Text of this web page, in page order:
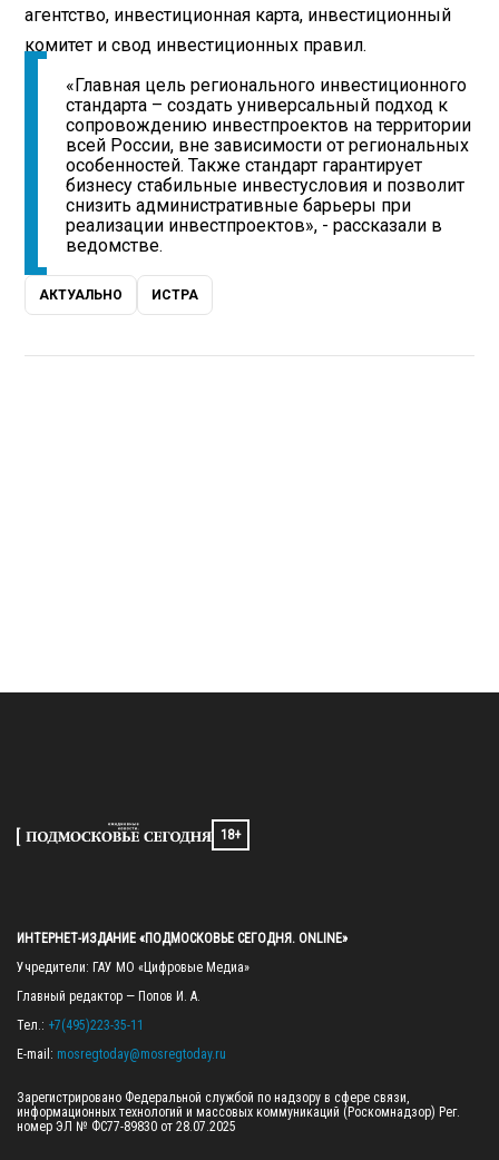
агентство, инвестиционная карта, инвестиционный
комитет и свод инвестиционных правил.
«Главная цель регионального инвестиционного
стандарта – создать универсальный подход к
сопровождению инвестпроектов на территории
всей России, вне зависимости от региональных
особенностей. Также стандарт гарантирует
бизнесу стабильные инвестусловия и позволит
снизить административные барьеры при
реализации инвестпроектов», - рассказали в
ведомстве.
АКТУАЛЬНО ИСТРА
18+
ИНТЕРНЕТ-ИЗДАНИЕ «ПОДМОСКОВЬЕ СЕГОДНЯ. ONLINE»
Учредители: ГАУ МО «Цифровые Медиа»
Главный редактор — Попов И. А.
Тел.: +7(495)223-35-11
E-mail: mosregtoday@mosregtoday.ru
Зарегистрировано Федеральной службой по надзору в сфере связи,
информационных технологий и массовых коммуникаций (Роскомнадзор) Рег.
номер ЭЛ № ФС77-89830 от 28.07.2025